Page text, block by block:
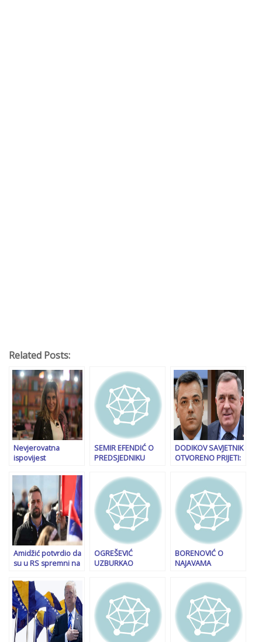
Related Posts:
Nevjerovatna
ispovijest
Aleksandre
Mihajlović: Mama mi
je Srpkinja iz
Bratunca, otac
musliman iz
Srebrenice. Krenula
sam pješke da ga
tražim
SEMIR EFENDIĆ O
PREDSJEDNIKU
opasan po Bosnu i
Hercegovinu, a
način na koji vodi
Srbiju neće…”
DODIKOV SAVJETNIK
OTVORENO PRIJETI:
situaciji – ili da se
lome zubi
političkom Sarajevu
ili da nas…”
Amidžić potvrdio da
su u RS spremni na
Dodiku se sudi
samo zato što je
Srbin i mi idemo u
g**o preživljavanje
OGREŠEVIĆ
UZBURKAO
da Čović neće
proglasiti i
promovirati kao
vitalni nacionalni
interes…”
BORENOVIĆ O
NAJAVAMA
IZ RS-a: “Dodik više
nije vladar BiH, dio
SNSD-a…”